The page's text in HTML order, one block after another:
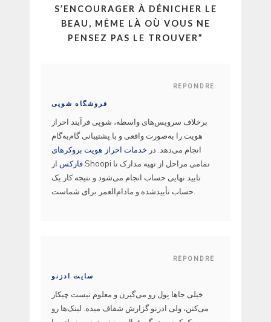
S’ENCOURAGER À DÉNICHER LE
BEAU, MÊME LÀ OÙ VOUS NE
PENSEZ PAS LE TROUVER”
REPONDRE
فروشگاه شوپی
برخلاف سرویس‌های واسطه، شوپی فرآیند احراز
هویت را به‌صورت واقعی و با پشتیبانی گام‌به‌گام
انجام می‌دهد. در خدمات احراز هویت بروکرهای
فارکس از Shoopi تمامی مراحل از تهیه مدارک تا
تایید نهایی حساب انجام می‌شود و نتیجه کار یک
REPONDRE
سایت ادزنو
خیلی جاها پول رو می‌گیرن و معلوم نیست چیکار
می‌کنن، ولی ادزنو گزارش شفاف میده. لینک‌ها رو